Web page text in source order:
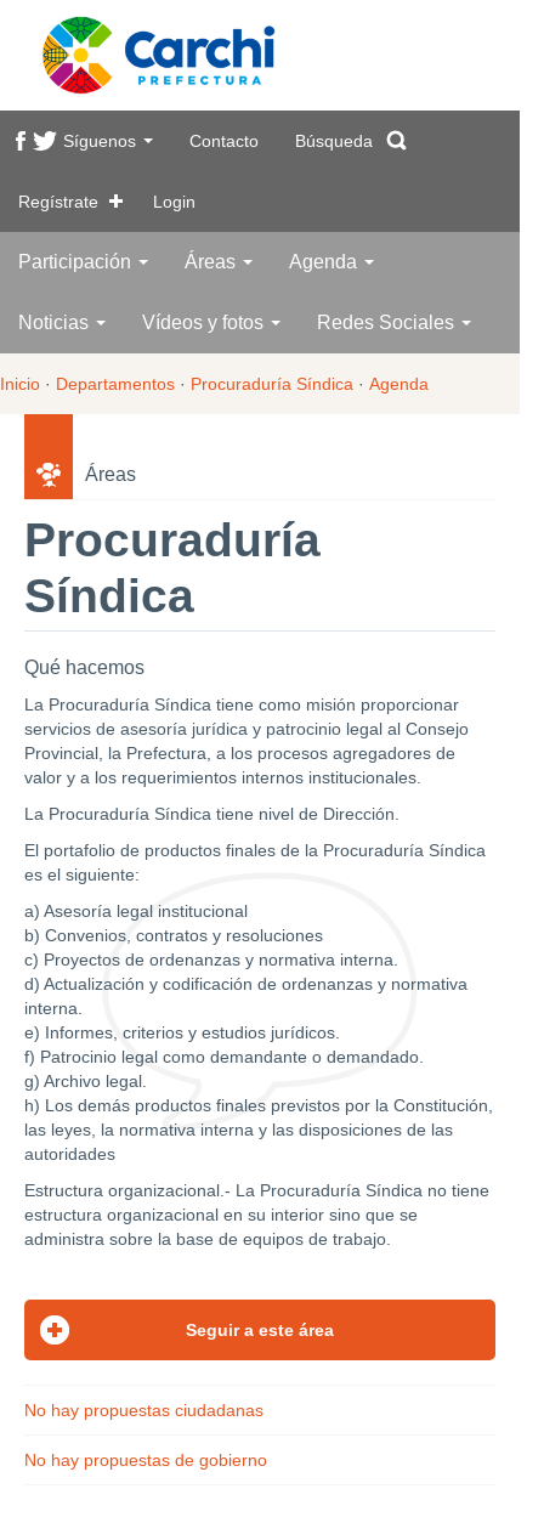
Síguenos Contacto Búsqueda
Regístrate Login
Participación Áreas Agenda
Noticias Vídeos y fotos Redes Sociales
Inicio · Departamentos · Procuraduría Síndica · Agenda
Áreas
Procuraduría
Síndica
Qué hacemos
La Procuraduría Síndica tiene como misión proporcionar
servicios de asesoría jurídica y patrocinio legal al Consejo
Provincial, la Prefectura, a los procesos agregadores de
valor y a los requerimientos internos institucionales.
La Procuraduría Síndica tiene nivel de Dirección.
El portafolio de productos finales de la Procuraduría Síndica
es el siguiente:
a) Asesoría legal institucional
b) Convenios, contratos y resoluciones
c) Proyectos de ordenanzas y normativa interna.
d) Actualización y codificación de ordenanzas y normativa
interna.
e) Informes, criterios y estudios jurídicos.
f) Patrocinio legal como demandante o demandado.
g) Archivo legal.
h) Los demás productos finales previstos por la Constitución,
las leyes, la normativa interna y las disposiciones de las
autoridades
Estructura organizacional.- La Procuraduría Síndica no tiene
estructura organizacional en su interior sino que se
administra sobre la base de equipos de trabajo.
No hay propuestas ciudadanas
No hay propuestas de gobierno